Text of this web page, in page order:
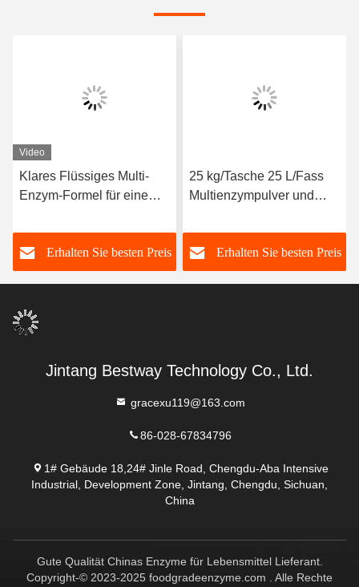
Video
Klares Flüssiges Multi-
Enzym-Formel für eine
empfohlene Dosierung 1-
3 kg/T PH-Bereich 5,5-9.5
Erhalten Sie besten Preis
25 kg/Tasche 25 L/Fass
Multienzympulver und
Tiefenreinigung
Erhalten Sie besten Preis
Jintang Bestway Technology Co., Ltd.
gracexu119@163.com
86-028-67834796
1# Gebäude 18,24# Jinle Road, Chengdu-Aba Intensive
Industrial, Development Zone, Jintang, Chengdu, Sichuan,
China
Gute Qualität Chinas Enzyme für Lebensmittel Lieferant.
Copyright-© 2023-2025 foodgradeenzyme.com . Alle Rechte